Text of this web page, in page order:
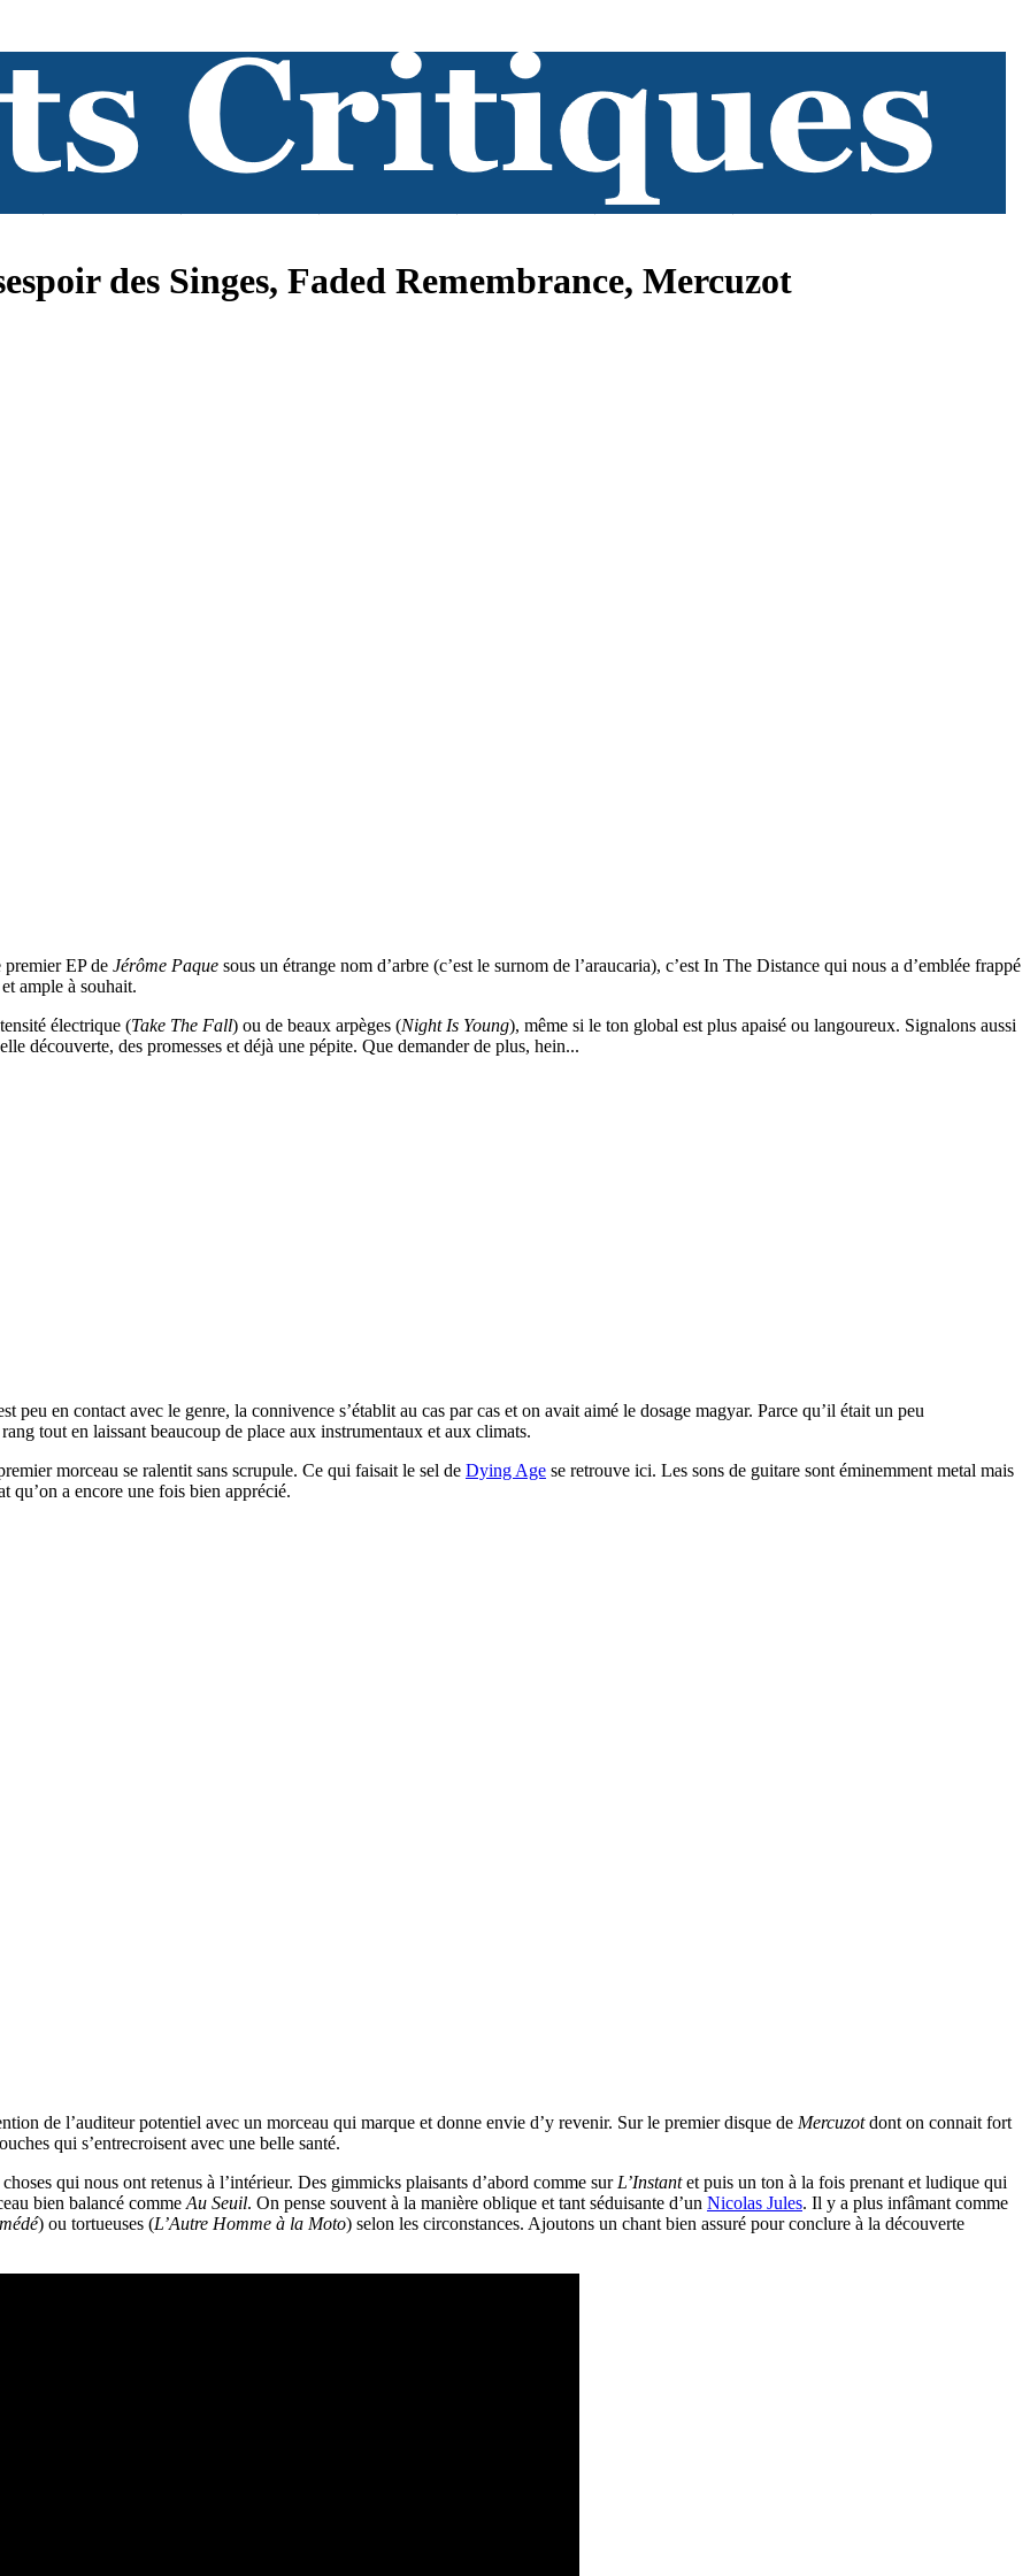
des Singes, Faded Remembrance, Mercuzot
premier EP de Jérôme Paque sous un étrange nom d’arbre (c’est le surnom de l’araucaria), c’est In The Distance qui nous a d’emblée frappé
ample à souhait.
électrique (Take The Fall) ou de beaux arpèges (Night Is Young), même si le ton global est plus apaisé ou langoureux. Signalons aussi
découverte, des promesses et déjà une pépite. Que demander de plus, hein...
peu en contact avec le genre, la connivence s’établit au cas par cas et on avait aimé le dosage magyar. Parce qu’il était un peu
tout en laissant beaucoup de place aux instrumentaux et aux climats.
morceau se ralentit sans scrupule. Ce qui faisait le sel de Dying Age se retrouve ici. Les sons de guitare sont éminemment metal mais
qu’on a encore une fois bien apprécié.
de l’auditeur potentiel avec un morceau qui marque et donne envie d’y revenir. Sur le premier disque de Mercuzotdont on connait fort
qui s’entrecroisent avec une belle santé.
qui nous ont retenus à l’intérieur. Des gimmicks plaisants d’abord comme sur L’Instantet puis un ton à la fois prenant et ludique qui
bien balancé comme Au Seuil. On pense souvent à la manière oblique et tant séduisante d’un Nicolas Jules. Il y a plus infâmant comme
) ou tortueuses (L’Autre Homme à la Moto) selon les circonstances. Ajoutons un chant bien assuré pour conclure à la découverte